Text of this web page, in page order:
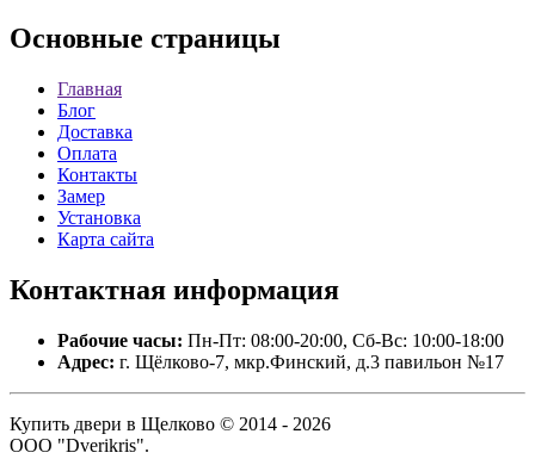
Основные страницы
Главная
Блог
Доставка
Оплата
Контакты
Замер
Установка
Карта сайта
Контактная информация
Рабочие часы: Пн-Пт: 08:00-20:00, Сб-Вс: 10:00-18:00
Адрес: г. Щёлково-7, мкр.Финский, д.3 павильон №17
Купить двери в Щелково © 2014 - 2026
ООО "Dverikris".